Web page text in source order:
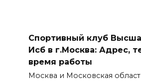
Спортивный клуб
Исб в г.Москва: Адрес,
время работы
Москва и Московская